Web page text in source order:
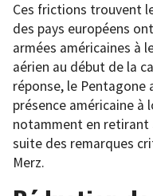
Ces frictions trouvent
des pays européens
armées américaines à
aérien au début de la
réponse, le Pentagone
présence américaine à
notamment en retirant
suite des remarques
Merz.